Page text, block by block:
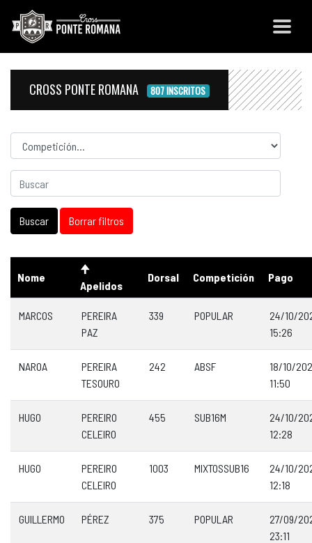
CROSS PONTE ROMANA 807 INSCRITOS
Competicion
Nome
Apelidos
Dorsal Competición Pago
MARCOS
PEREIRA
PAZ
339 POPULAR
24/10/
15:26
NAROA
PEREIRA
TESOURO
242 ABSF
18/10/
11:50
HUGO
PEREIRO
CELEIRO
455 SUB16M
24/10/
12:28
HUGO
PEREIRO
CELEIRO
1003 MIXTOSSUB16
24/10/
12:18
GUILLERMO PÉREZ 375 POPULAR
27/09/
23:11